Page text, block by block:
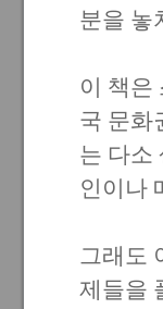
분을 놓
이 책은
국 문화
는 다소
인이나
그래도
제들을